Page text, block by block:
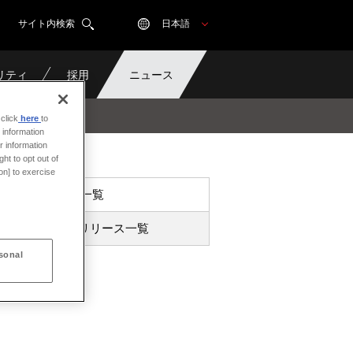
サイト内検索 日本語
ティ 採用 ニュース
に参画
ニュース一覧
プレスリリース一覧
here to
information
to opt out of
to exercise